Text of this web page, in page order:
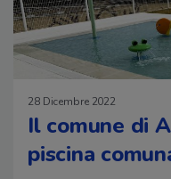
28 Dicembre 2022
Il comune di
piscina